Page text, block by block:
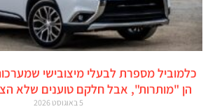
כלמוביל מספרת לבעלי מיצובישי
הן "מותרות", אבל חלקם טוענים שלא
5 באוגוסט 2026